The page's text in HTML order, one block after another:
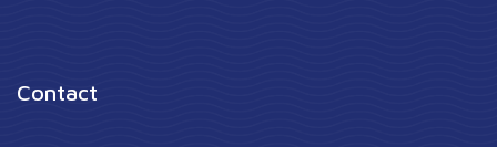
Contact